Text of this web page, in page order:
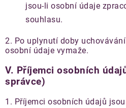
jsou-li osobní údaje
souhlasu.
2. Po uplynutí doby
osobní údaje vymaže.
V. Příjemci osobních
správce)
1. Příjemci osobních údajů